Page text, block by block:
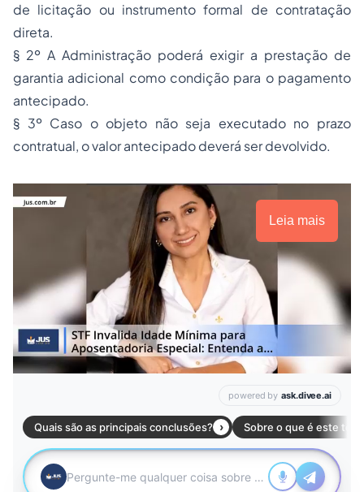
de licitação ou instrumento formal de contratação
direta.
§ 2º A Administração poderá exigir a prestação de
garantia adicional como condição para o pagamento
antecipado.
§ 3º Caso o objeto não seja executado no prazo
contratual, o valor antecipado deverá ser devolvido.
Leia mais